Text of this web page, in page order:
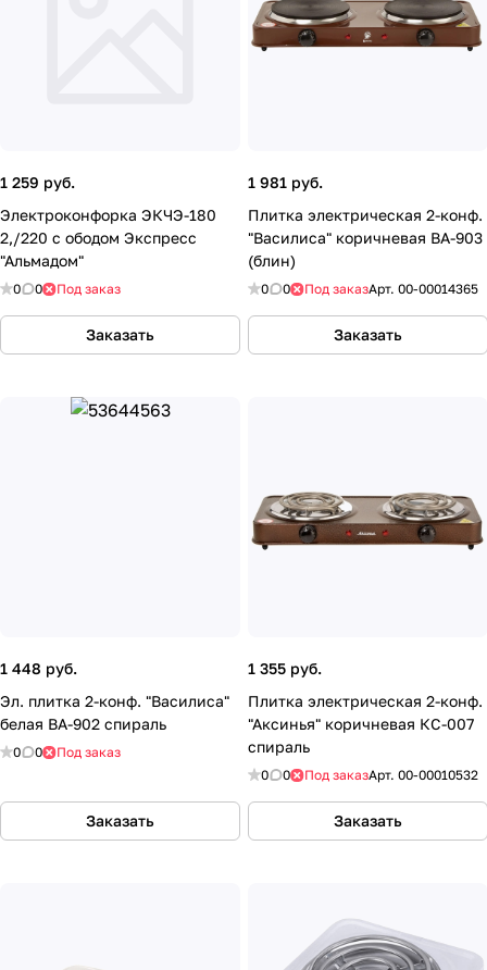
1 259 руб.
Электроконфорка ЭКЧЭ-180
2,/220 с ободом Экспресс
"Альмадом"
0 0 Под заказ
Заказать
1 981 руб.
Плитка электрическая 2-конф.
"Василиса" коричневая ВА-903
(блин)
0 0 Под заказАрт. 00-00014365
Заказать
1 448 руб.
Эл. плитка 2-конф. "Василиса"
белая ВА-902 спираль
0 0 Под заказ
Заказать
1 355 руб.
Плитка электрическая 2-конф.
"Аксинья" коричневая КС-007
спираль
0 0 Под заказАрт. 00-00010532
Заказать